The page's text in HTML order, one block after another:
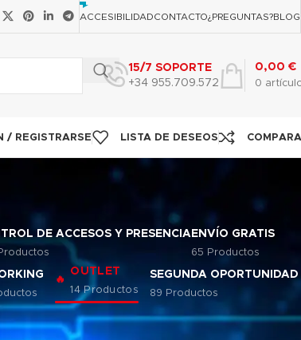
ACCESIBILIDADCONTACTO¿PREGUNTAS?BLOG
15/7 SOPORTE
+34 955.709.572
0
0,00 €
/ REGISTRARSE LISTA DE DESEOS
DE ACCESOS Y PRESENCIAENVÍO GRATIS
65 Productos
OUTLET
14 Productos
SEGUNDA OPORTUNIDAD
89 Productos